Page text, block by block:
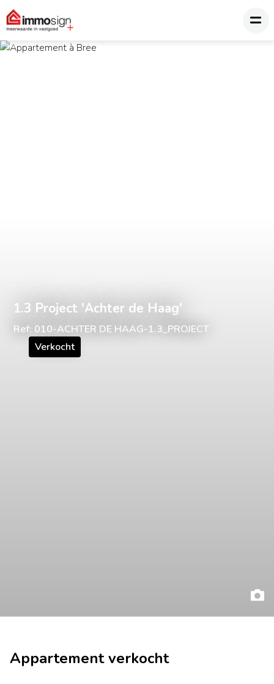
1.3 Project 'Achter de Haag'
Ref: 010-ACHTER DE HAAG-1.3_PROJECT
Verkocht
Appartement verkocht